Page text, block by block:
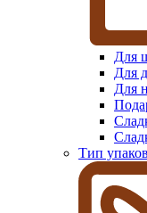
Для
Для
Для
Тип